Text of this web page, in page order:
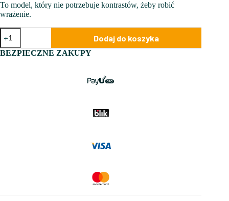
To model, który nie potrzebuje kontrastów, żeby robić
wrażenie.
ilość
Czapka
KSW
Blackout
Dodaj do koszyka
BEZPIECZNE ZAKUPY